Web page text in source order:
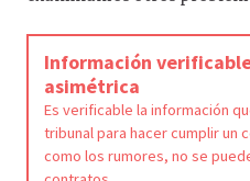
Información
asimétrica
Es verificable la información
tribunal para hacer cumplir un
como los rumores, no se